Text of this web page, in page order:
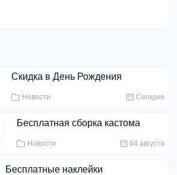
Скидка в День Рождения
Новости Сегодня
Бесплатная сборка кастома
Новости 04 августа
Бесплатные наклейки